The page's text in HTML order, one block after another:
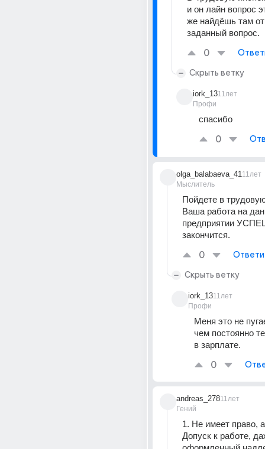
и он лайн вопрос
же найдёшь там
заданный вопрос.
0
Скрыть ветку
iork_13
Профи
11лет
спасибо
0
olga_balabaeva_41
Мыслитель
11лет
Пойдете в
Ваша работа на
предприятии
закончится.
0
Скрыть ветку
iork_13
Профи
11лет
Меня это не
чем постоянно
в зарплате.
0
andreas_278
Гений
11лет
1. Не имеет право,
Допуск к работе,